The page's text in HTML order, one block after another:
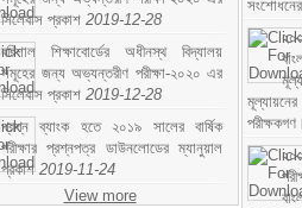
সিলেবাস প্রকাশ 2019-12-28
বরিশাল শিক্ষাবোর্ডের অধীনস্থ বিদ্যালয়
সমূহের জন্য অভ্যন্তরীণ পরীক্ষা-২০২০ এর
সিলেবাস প্রকাশ 2019-12-28
প্রশ্ন ব্যাংক হতে ২০১৯ সালের বার্ষিক
পরীক্ষার প্রশ্নপত্র ডাউনলোডের ম্যানুয়াল
প্রকাশ 2019-11-24
View more
পরীক্ষকগণ।